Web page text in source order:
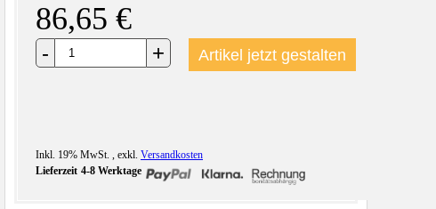
86,65 €
- + Artikel jetzt gestalten
Inkl. 19% MwSt. , exkl. Versandkosten
Lieferzeit 4-8 Werktage